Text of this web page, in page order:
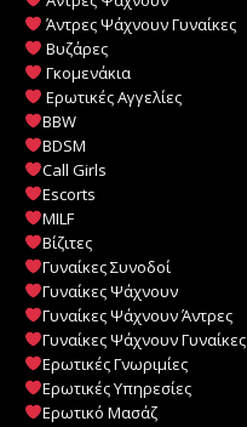
Άντρες Ψάχνουν Γυναίκες
Βυζάρες
Γκομενάκια
Ερωτικές Αγγελίες
BBW
BDSM
Call Girls
Escorts
MILF
️Βίζιτες
Γυναίκες Συνοδοί
Γυναίκες Ψάχνουν
Γυναίκες Ψάχνουν Άντρες
Γυναίκες Ψάχνουν Γυναίκες
Ερωτικές Γνωριμίες
Ερωτικές Υπηρεσίες
Ερωτικό Μασάζ